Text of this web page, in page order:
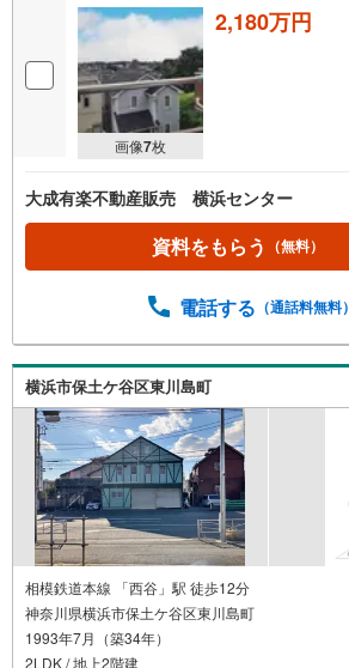
画像7枚
2,180万円
大成有楽不動産販売 横浜センター
資料をもらう （無料）
電話する （通話料無料）
横浜市保土ケ谷区東川島町
相模鉄道本線 「西谷」駅 徒歩12分
神奈川県横浜市保土ケ谷区東川島町
1993年7月（築34年）
2LDK / 地上2階建